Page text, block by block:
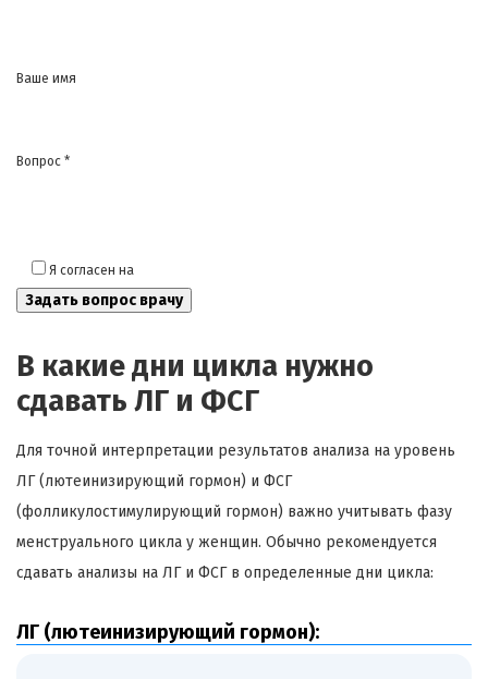
Ваше имя
Вопрос *
Я согласен на
В какие дни цикла нужно
сдавать ЛГ и ФСГ
Для точной интерпретации результатов анализа на уровень
ЛГ (лютеинизирующий гормон) и ФСГ
(фолликулостимулирующий гормон) важно учитывать фазу
менструального цикла у женщин. Обычно рекомендуется
сдавать анализы на ЛГ и ФСГ в определенные дни цикла:
ЛГ (лютеинизирующий гормон):